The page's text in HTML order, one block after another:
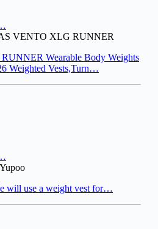
VENTO XLG RUNNER
Wearable Body Weights
Weighted Vests,Turn…
will use a weight vest for…